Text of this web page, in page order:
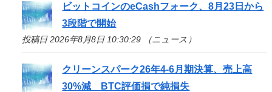
ビットコインのeCashフォーク、8月23日から
3段階で開始
投稿日 2026年8月8日 10:30:29 （ニュース）
クリーンスパーク26年4-6月期決算、売上高
30%減 BTC評価損で純損失